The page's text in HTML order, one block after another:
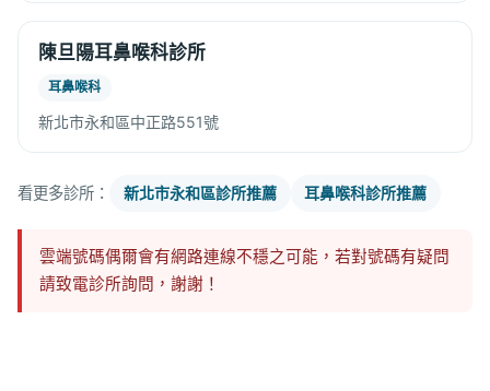
陳旦陽耳鼻喉科診所
耳鼻喉科
新北市永和區中正路551號
看更多診所： 新北市永和區診所推薦 耳鼻喉科診所推薦
雲端號碼偶爾會有網路連線不穩之可能，若對號碼有疑問
請致電診所詢問，謝謝！